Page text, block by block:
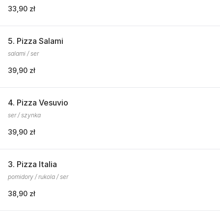
33,90 zł
5. Pizza Salami
salami / ser
39,90 zł
4. Pizza Vesuvio
ser / szynka
39,90 zł
3. Pizza Italia
pomidory / rukola / ser
38,90 zł